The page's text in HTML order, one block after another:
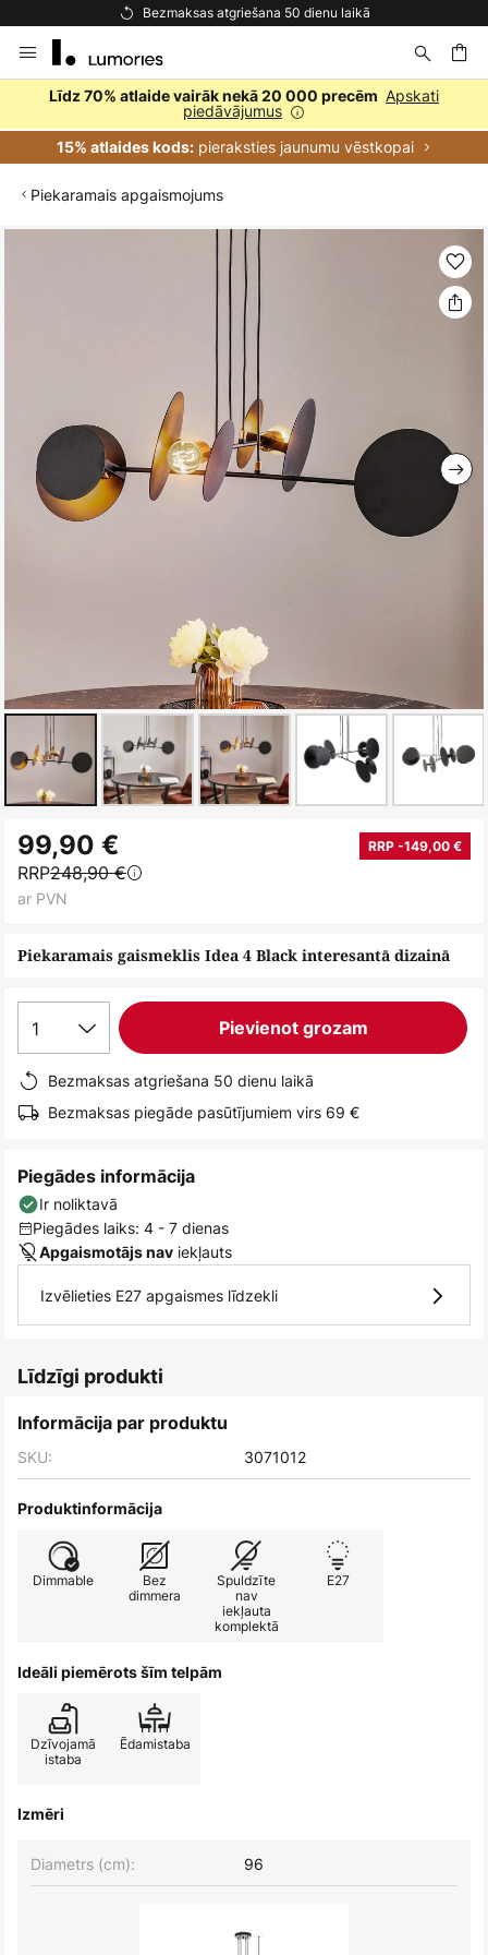
Bezmaksas atgriešana 50 dienu laikā
to
Content
Līdz 70% atlaide vairāk nekā 20 000 precēm Apskati
piedāvājumus
15% atlaides kods:pieraksties jaunumu vēstkopai
Piekaramais apgaismojums
uz
galerijas
sākumu
Piekaramais gaismeklis Idea 4 Black interesantā dizainā
99,90 € RRP -149,00 €
RRP248,90 €
ar PVN
1 Pievienot grozam
Bezmaksas atgriešana 50 dienu laikā
Bezmaksas piegāde pasūtījumiem virs 69 €
Piegādes informācija
Ir noliktavā
Piegādes laiks: 4 - 7 dienas
Apgaismotājs nav iekļauts
Izvēlieties E27 apgaismes līdzekli
Līdzīgi produkti
Informācija par produktu
SKU: 3071012
Produktinformācija
Dimmable
Bez
dimmera
Spuldzīte
nav
iekļauta
komplektā
E27
Ideāli piemērots šīm telpām
Dzīvojamā
istaba
Ēdamistaba
Izmēri
Diametrs (cm): 96